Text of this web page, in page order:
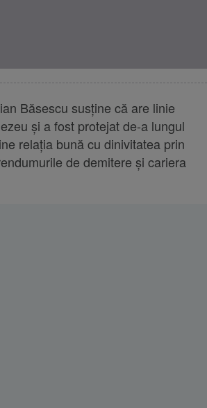
Băsescu susţine că are linie
şi a fost protejat de-a lungul
relaţia bună cu dinivitatea prin
de demitere şi cariera